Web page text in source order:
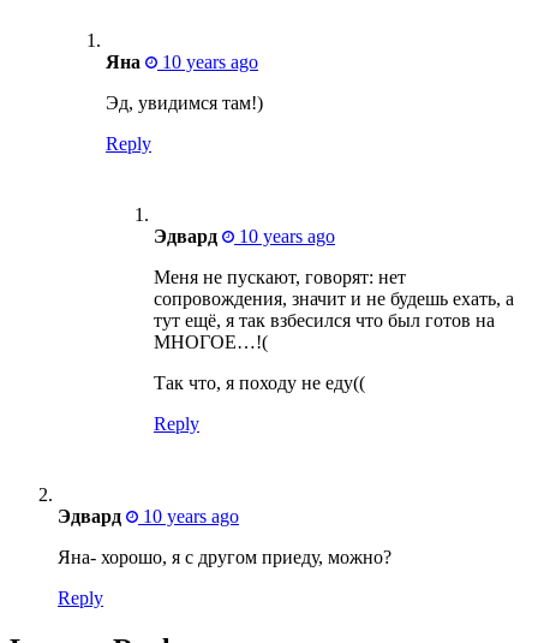
Яна
10 years ago
Эд, увидимся там!)
Reply
Эдвард
10 years ago
Меня не пускают, говорят: нет
сопровождения, значит и не будешь ехать, а
тут ещё, я так взбесился что был готов на
МНОГОЕ…!(
Так что, я походу не еду((
Reply
Эдвард
10 years ago
Яна- хорошо, я с другом приеду, можно?
Reply